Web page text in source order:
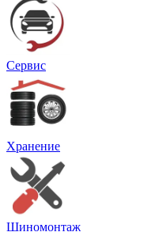
Сервис
Хранение
Шиномонтаж